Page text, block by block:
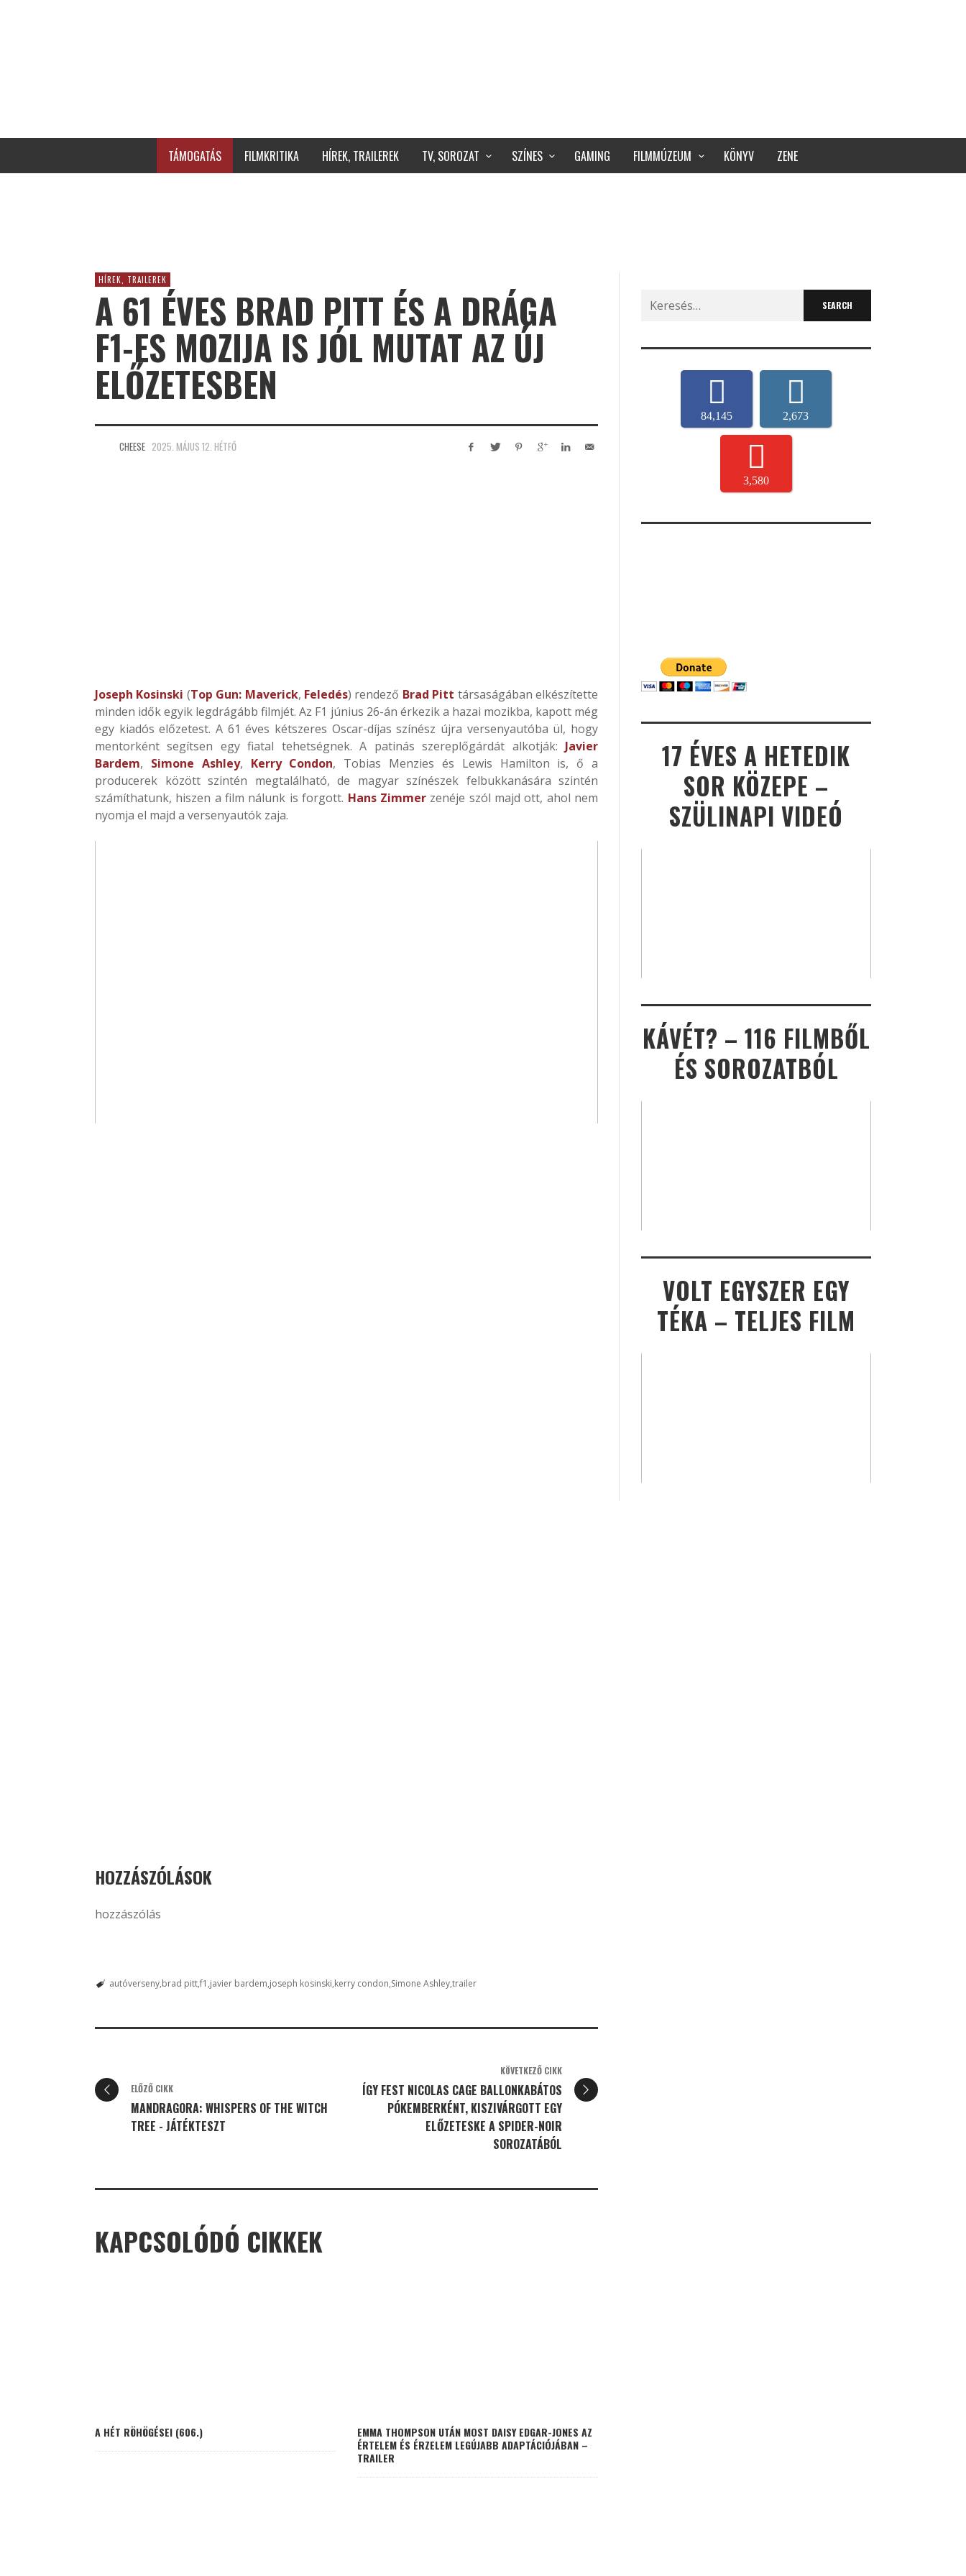
TÁMOGATÁS FILMKRITIKA HÍREK, TRAILEREK TV, SOROZAT SZÍNES GAMING FILMMÚZEUM KÖNYV ZENE
HÍREK, TRAILEREK
A 61 ÉVES BRAD PITT ÉS A DRÁGA
F1-ES MOZIJA IS JÓL MUTAT AZ ÚJ
ELŐZETESBEN
CHEESE 2025. MÁJUS 12. HÉTFŐ
Joseph Kosinski (Top Gun: Maverick, Feledés) rendező Brad Pitt társaságában elkészítette
minden idők egyik legdrágább filmjét. Az F1 június 26-án érkezik a hazai mozikba, kapott még
egy kiadós előzetest. A 61 éves kétszeres Oscar-díjas színész újra versenyautóba ül, hogy
mentorként segítsen egy fiatal tehetségnek. A patinás szereplőgárdát alkotják: Javier
Bardem, Simone Ashley, Kerry Condon, Tobias Menzies és Lewis Hamilton is, ő a
producerek között szintén megtalálható, de magyar színészek felbukkanására szintén
számíthatunk, hiszen a film nálunk is forgott. Hans Zimmerzenéje szól majd ott, ahol nem
nyomja el majd a versenyautók zaja.
HOZZÁSZÓLÁSOK
hozzászólás
autóverseny brad pittf1 javier bardem joseph kosinski kerry condon Simone Ashleytrailer
ELŐZŐ CIKK
MANDRAGORA: WHISPERS OF THE WITCH
TREE - JÁTÉKTESZT
KÖVETKEZŐ CIKK
ÍGY FEST NICOLAS CAGE BALLONKABÁTOS
PÓKEMBERKÉNT, KISZIVÁRGOTT EGY
ELŐZETESKE A SPIDER-NOIR
SOROZATÁBÓL
KAPCSOLÓDÓ CIKKEK
A HÉT RÖHÖGÉSEI (606.)
EMMA THOMPSON UTÁN MOST DAISY EDGAR-JONES AZ
ÉRTELEM ÉS ÉRZELEM LEGÚJABB ADAPTÁCIÓJÁBAN –
TRAILER
Search
for:
84,145 2,673
3,580
17 ÉVES A HETEDIK
SOR KÖZEPE –
SZÜLINAPI VIDEÓ
KÁVÉT? – 116 FILMBŐL
ÉS SOROZATBÓL
VOLT EGYSZER EGY
TÉKA – TELJES FILM